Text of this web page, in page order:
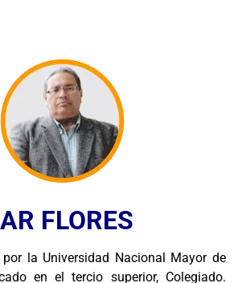
FLORES
la Universidad Nacional Mayor de
en el tercio superior, Colegiado.